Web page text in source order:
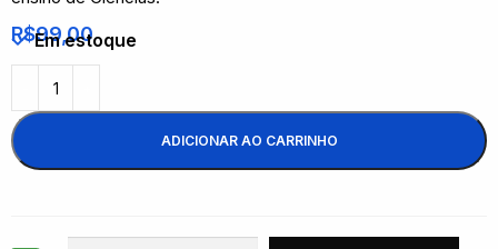
R$99,00
Em estoque
ADICIONAR AO CARRINHO